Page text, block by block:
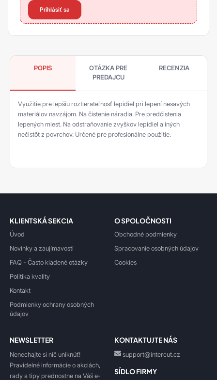
Prihlásiť sa
POPIS
OTÁZKA PRE
PREDAJCU
RECENZIA
Využitie pre lepšiu roztierateľnosť lepidiel pri lepení nesavých
materiálov navzájom. Na čistenie náradia. Pre predčistenia
lepených miest. Na odstraňovanie zvyškov lepidiel a iných
nečistôt z povrchov. Určené pre profesionálne použitie.
KLIENTSKÁ SEKCIA
Úvod
Novinky a zaujímavosti
FAQ - Často kladené otázky
Politika kvality
Kontakt
Podmienky ochrany osobných
údajov
O SPOLOČNOSTI
Obchodné podmienky
Spracovanie osobných údajov
Cookies
NEWSLETTER
Nenechajte si nič uniknúť!
Pravidelné informácie o akciách,
rady a tipy prednostne na Váš e-
KONTAKTUJTE NÁS
support@intercut.cz
SÍDLO FIRMY